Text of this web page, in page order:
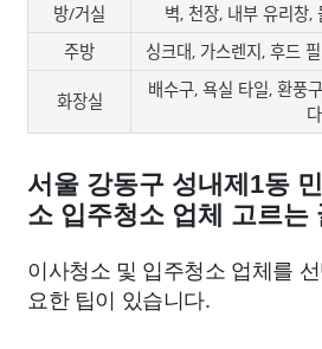
방/거실
벽, 천장, 내부 유리창,
주방
싱크대, 가스렌지, 후드
화장실
배수구, 욕실 타일, 환풍
서울 강동구 성내제1동
소 입주청소 업체 고르는
이사청소 및 입주청소 업체를
요한 팁이 있습니다.